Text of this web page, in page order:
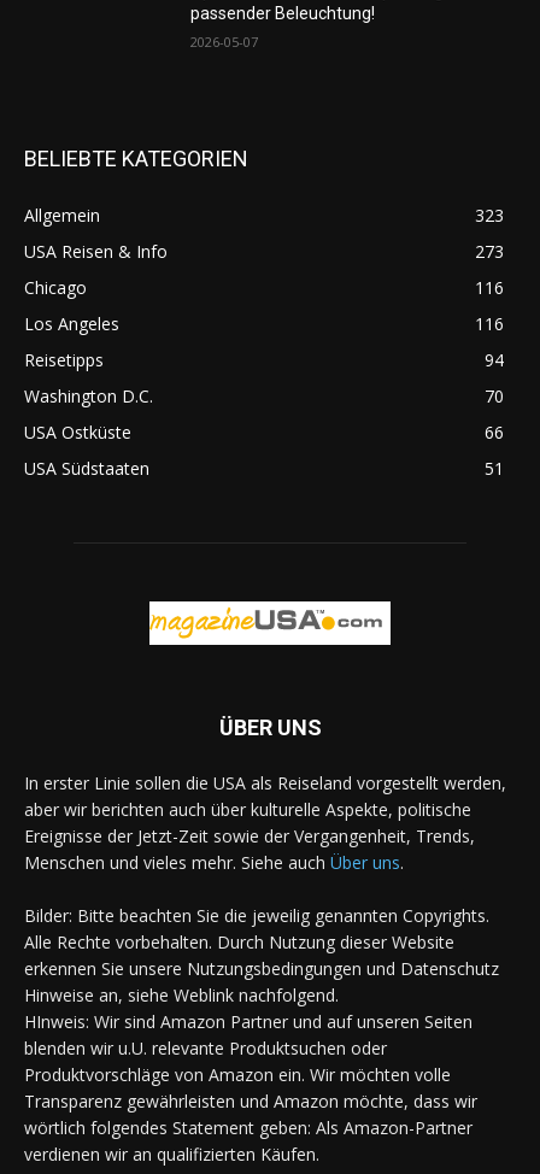
passender Beleuchtung!
2026-05-07
BELIEBTE KATEGORIEN
Allgemein
323
USA Reisen & Info
273
Chicago
116
Los Angeles
116
Reisetipps
94
Washington D.C.
70
USA Ostküste
66
USA Südstaaten
51
ÜBER UNS
In erster Linie sollen die USA als Reiseland vorgestellt werden,
aber wir berichten auch über kulturelle Aspekte, politische
Ereignisse der Jetzt-Zeit sowie der Vergangenheit, Trends,
Menschen und vieles mehr. Siehe auch Über uns.
Bilder: Bitte beachten Sie die jeweilig genannten Copyrights.
Alle Rechte vorbehalten. Durch Nutzung dieser Website
erkennen Sie unsere Nutzungsbedingungen und Datenschutz
Hinweise an, siehe Weblink nachfolgend.
HInweis: Wir sind Amazon Partner und auf unseren Seiten
blenden wir u.U. relevante Produktsuchen oder
Produktvorschläge von Amazon ein. Wir möchten volle
Transparenz gewährleisten und Amazon möchte, dass wir
wörtlich folgendes Statement geben: Als Amazon-Partner
verdienen wir an qualifizierten Käufen.